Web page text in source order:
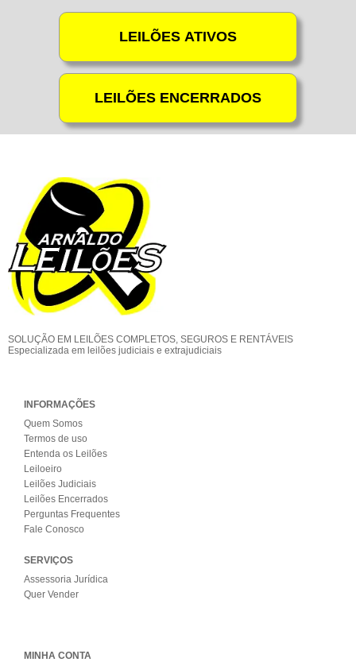
SOLUÇÃO EM LEILÕES COMPLETOS, SEGUROS E RENTÁVEIS
Especializada em leilões judiciais e extrajudiciais
INFORMAÇÕES
Quem Somos
Termos de uso
Entenda os Leilões
Leiloeiro
Leilões Judiciais
Leilões Encerrados
Perguntas Frequentes
Fale Conosco
SERVIÇOS
Assessoria Jurídica
Quer Vender
MINHA CONTA